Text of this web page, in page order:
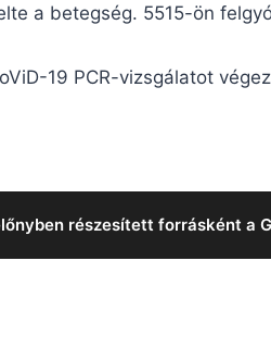
a betegség. 5515-ön
19 PCR-vizsgálatot
részesített forrásként a